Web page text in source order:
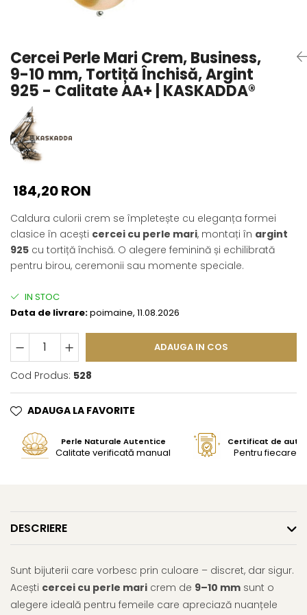
Seturi Perle cu Argint
Pandantive cu Perle
Brose cu Perle
Cercei Perle Mari Crem, Business,
9-10 mm, Tortiță Închisă, Argint
925 - Calitate AA+ | KASKADDA®
184,20 RON
Caldura culorii crem se împletește cu eleganța formei
clasice în acești cercei cu perle mari, montați în argint
925 cu tortiță închisă. O alegere feminină și echilibrată
pentru birou, ceremonii sau momente speciale.
IN STOC
Data de livrare:poimaine, 11.08.2026
ADAUGA IN COS
Cod Produs: 528
ADAUGA LA FAVORITE
Perle Naturale Autentice
Calitate verificată manual
Certificat de
Pentru fiecare
DESCRIERE
Sunt bijuterii care vorbesc prin culoare – discret, dar sigur.
Acești cercei cu perle mari crem de 9–10 mm sunt o
alegere ideală pentru femeile care apreciază nuanțele